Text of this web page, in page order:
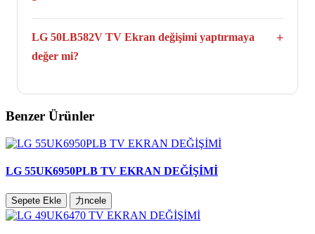
Evet. LG 50LB582V model TV Panel değişimi yapıldıktan
sonra televizyonunuz ilk günkü performansıyla çalışmaya
devam eder.
LG 50LB582V TV Ekran değişimi yaptırmaya
değer mi?
kıyaslandığında ortalama %60 ile %70 arası tasarruf sağladığı
için televizyonunuz ekran değişimi yaptırmaya değer.
Benzer Ürünler
LG 55UK6950PLB TV EKRAN DEĞİŞİMİ
Sepete Ekle 力ncele